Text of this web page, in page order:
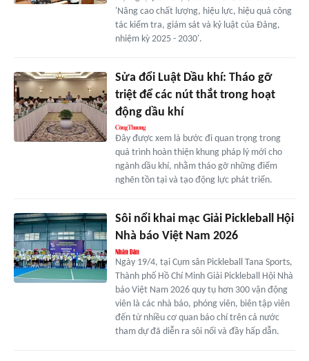
'Nâng cao chất lượng, hiệu lực, hiệu quả công
tác kiểm tra, giám sát và kỷ luật của Đảng,
nhiệm kỳ 2025 - 2030'.
Sửa đổi Luật Dầu khí: Tháo gỡ
triệt để các nút thắt trong hoạt
động dầu khí
Đây được xem là bước đi quan trọng trong
quá trình hoàn thiện khung pháp lý mới cho
ngành dầu khí, nhằm tháo gỡ những điểm
nghẽn tồn tại và tạo động lực phát triển.
Sôi nổi khai mạc Giải Pickleball Hội
Nhà báo Việt Nam 2026
Ngày 19/4, tại Cụm sân Pickleball Tana Sports,
Thành phố Hồ Chí Minh Giải Pickleball Hội Nhà
báo Việt Nam 2026 quy tụ hơn 300 vận động
viên là các nhà báo, phóng viên, biên tập viên
đến từ nhiều cơ quan báo chí trên cả nước
tham dự đã diễn ra sôi nổi và đầy hấp dẫn.